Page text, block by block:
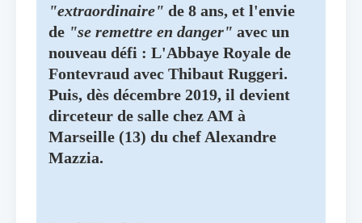
"extraordinaire" de 8 ans, et l'envie
de "se remettre en danger" avec un
nouveau défi : L'Abbaye Royale de
Fontevraud avec Thibaut Ruggeri.
Puis, dès décembre 2019, il devient
dirceteur de salle chez AM à
Marseille (13) du chef Alexandre
Mazzia.